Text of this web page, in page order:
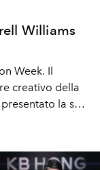
Williams
Week. Il
creativo della
la sua